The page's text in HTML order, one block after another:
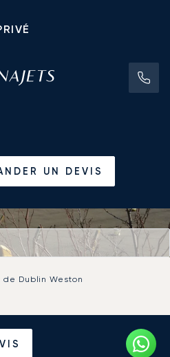
UN DEVIS
de Dublin Weston
Privé de/vers